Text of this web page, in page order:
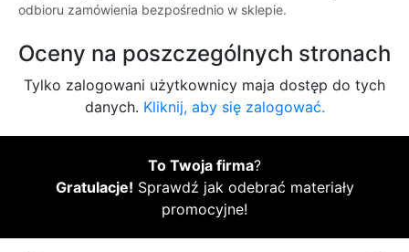
odbioru zamówienia bezpośrednio w sklepie.
Oceny na poszczególnych stronach
Tylko zalogowani użytkownicy maja dostęp do tych
danych. Kliknij, aby się zalogować.
To Twoja firma?
Gratulacje! Sprawdź jak odebrać materiały
promocyjne!